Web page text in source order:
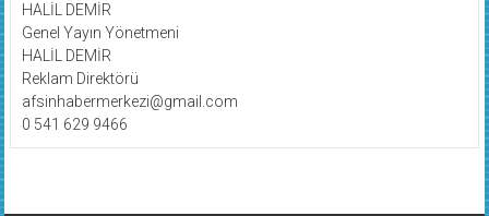
HALİL DEMİR
Genel Yayın Yönetmeni
HALİL DEMİR
Reklam Direktörü
afsinhabermerkezi@gmail.com
0 541 629 9466